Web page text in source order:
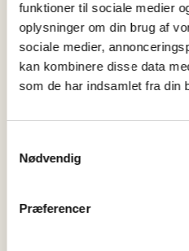
funktioner til sociale medier
oplysninger om din brug af
sociale medier,
kan kombinere disse data
som de har indsamlet fra din
Nødvendig
Præferencer
SENESTENYT